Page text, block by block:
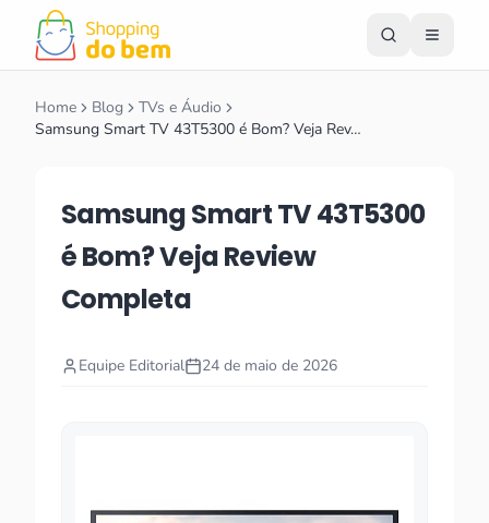
Home Blog
TVs e Áudio
Samsung Smart TV 43T5300 é Bom? Veja Rev…
Samsung Smart TV 43T5300
é Bom? Veja Review
Completa
Equipe Editorial 24 de maio de 2026